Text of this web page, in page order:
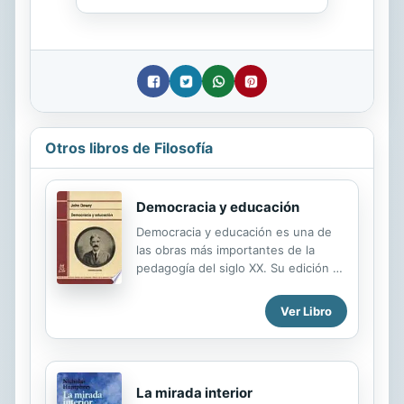
Otros libros de Filosofía
Democracia y educación
Democracia y educación es una de
las obras más importantes de la
pedagogía del siglo XX. Su edición es
recurso para evitar que una filosofía
y un concepto tan valiosos como
"democracia" puedan llegar a
convertirse en fórmula vacía, en
John DEWEY pone de manifiesto las
Ver Libro
La mirada interior